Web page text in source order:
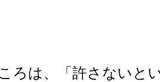
ろは、「許さないと